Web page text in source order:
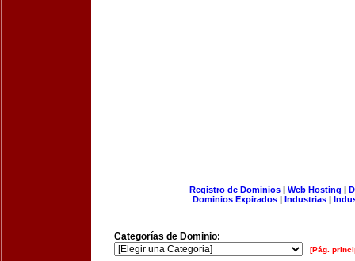
Registro de Dominios| Web Hosting |
Dominios Expirados | Industrias |
Categorías de Dominio:
[Pág.